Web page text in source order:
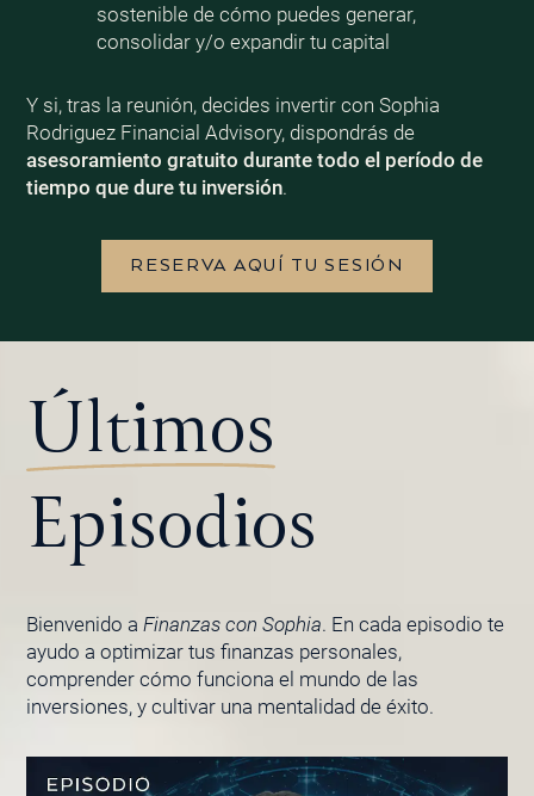
sostenible de cómo puedes generar,
consolidar y/o expandir tu capital
Y si, tras la reunión, decides invertir con Sophia
Rodriguez Financial Advisory, dispondrás de
asesoramiento gratuito durante todo el período de
tiempo que dure tu inversión.
RESERVA AQUÍ TU SESIÓN
Últimos
Episodios
Bienvenido a Finanzas con Sophia. En cada episodio te
ayudo a optimizar tus finanzas personales,
comprender cómo funciona el mundo de las
inversiones, y cultivar una mentalidad de éxito.
PÁGINA
PÁGINA
PÁGINAPÁGINA